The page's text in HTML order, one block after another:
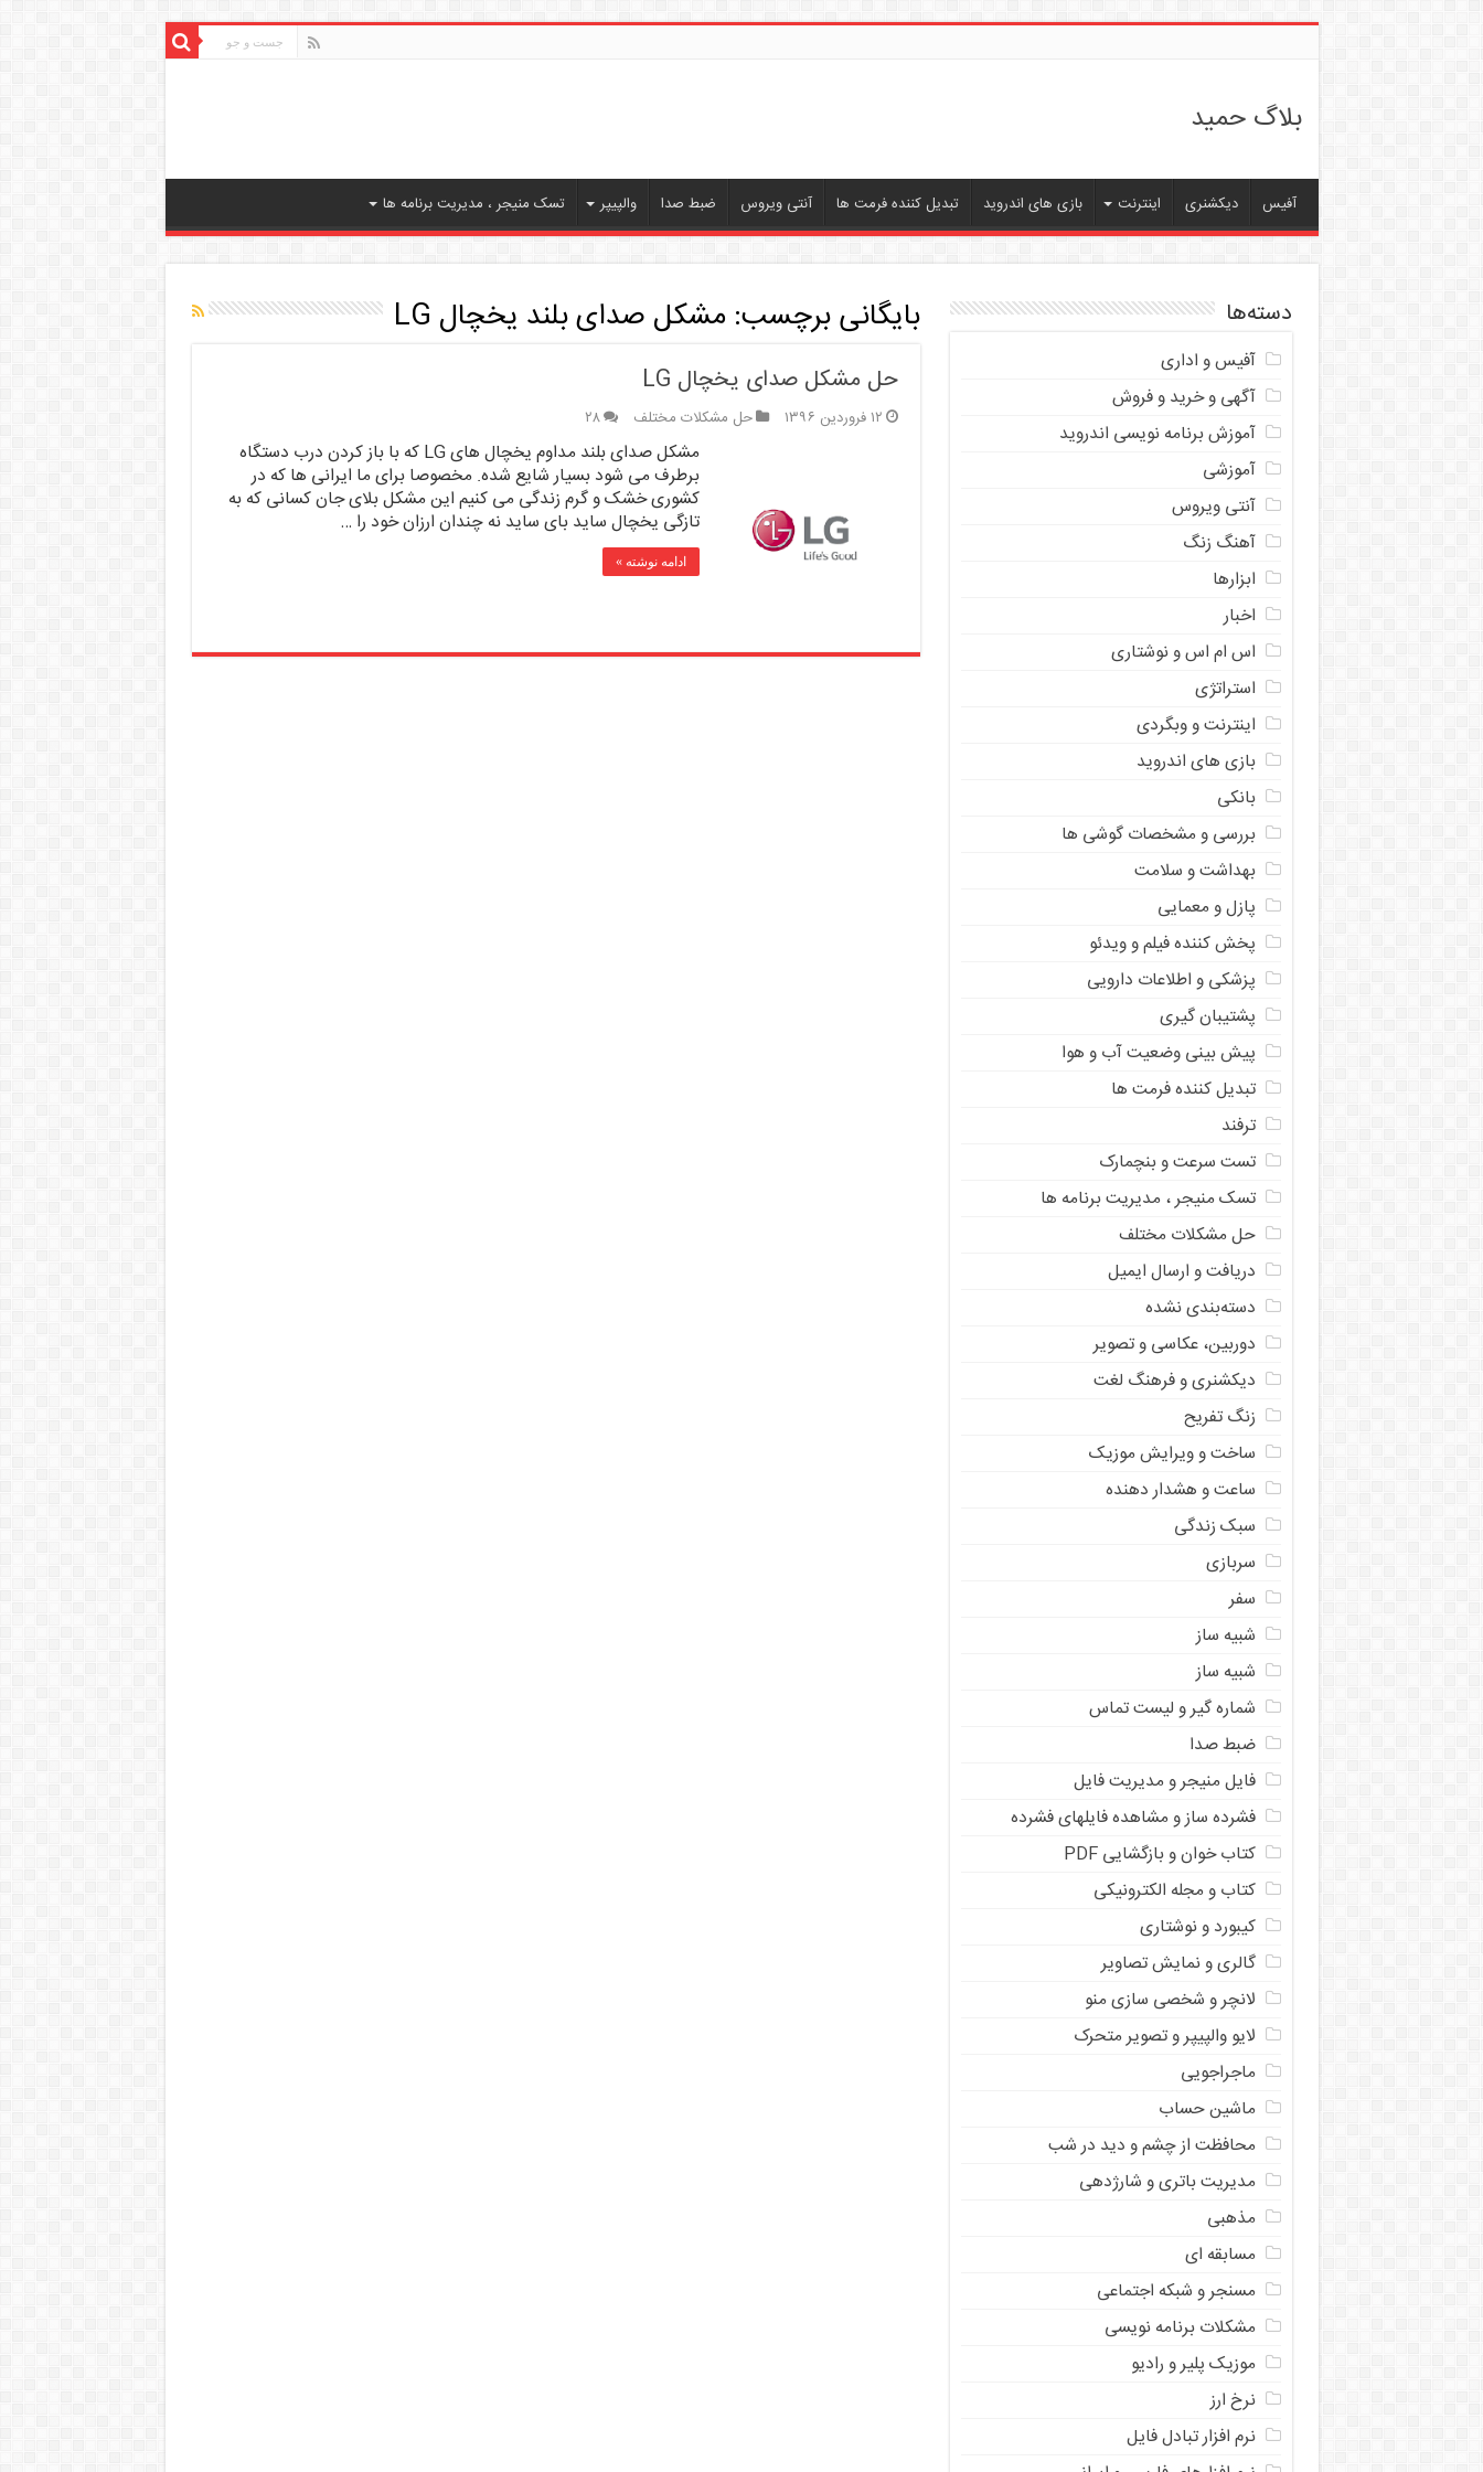
بلاگ حمید
آفیس دیکشنری اینترنت بازی های اندروید تبدیل کننده فرمت ها آنتی ویروس ضبط صدا والپیپر تسک منیجر ، مدیریت برنامه ها
بایگانی برچسب: مشکل صدای بلند یخچال LG
حل مشکل صدای یخچال LG
۱۲ فروردین ۱۳۹۶ حل مشکلات مختلف ۲۸
مشکل صدای بلند مداوم یخچال های LG که با باز کردن درب دستگاه
برطرف می شود بسیار شایع شده. مخصوصا برای ما ایرانی ها که در
کشوری خشک و گرم زندگی می کنیم این مشکل بلای جان کسانی که به
تازگی یخچال ساید بای ساید نه چندان ارزان خود را …
ادامه نوشته »
دسته‌ها
آفیس و اداری
آگهی و خرید و فروش
آموزش برنامه نویسی اندروید
آموزشی
آنتی ویروس
آهنگ زنگ
ابزارها
اخبار
اس ام اس و نوشتاری
استراتژی
اینترنت و وبگردی
بازی های اندروید
بانکی
بررسی و مشخصات گوشی ها
بهداشت و سلامت
پازل و معمایی
پخش کننده فیلم و ویدئو
پزشکی و اطلاعات دارویی
پشتیبان گیری
پیش بینی وضعیت آب و هوا
تبدیل کننده فرمت ها
ترفند
تست سرعت و بنچمارک
تسک منیجر ، مدیریت برنامه ها
حل مشکلات مختلف
دریافت و ارسال ایمیل
دسته‌بندی نشده
دوربین، عکاسی و تصویر
دیکشنری و فرهنگ لغت
زنگ تفریح
ساخت و ویرایش موزیک
ساعت و هشدار دهنده
سبک زندگی
سربازی
سفر
شبیه ساز
شبیه ساز
شماره گیر و لیست تماس
ضبط صدا
فایل منیجر و مدیریت فایل
فشرده ساز و مشاهده فایلهای فشرده
کتاب خوان و بازگشایی PDF
کتاب و مجله الکترونیکی
کیبورد و نوشتاری
گالری و نمایش تصاویر
لانچر و شخصی سازی منو
لایو والپیپر و تصویر متحرک
ماجراجویی
ماشین حساب
محافظت از چشم و دید در شب
مدیریت باتری و شارژدهی
مذهبی
مسابقه ای
مسنجر و شبکه اجتماعی
مشکلات برنامه نویسی
موزیک پلیر و رادیو
نرخ ارز
ﻧﺮﻡ ﺍﻓﺰﺍﺭ ﺗﺒﺎﺩﻝ ﻓﺎﻳﻞ